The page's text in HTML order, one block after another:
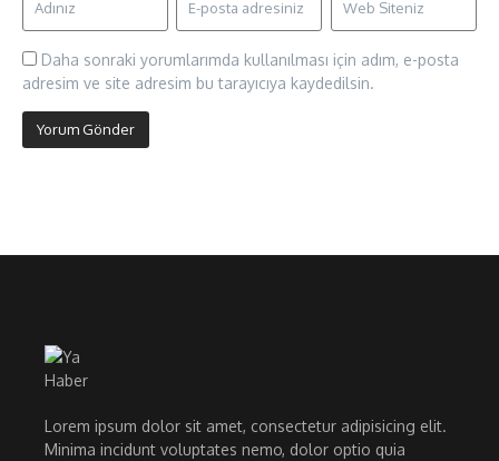
Daha sonraki yorumlarımda kullanılması için adım, e-posta
adresim ve site adresim bu tarayıcıya kaydedilsin.
Lorem ipsum dolor sit amet, consectetur adipisicing elit.
Minima incidunt voluptates nemo, dolor optio quia